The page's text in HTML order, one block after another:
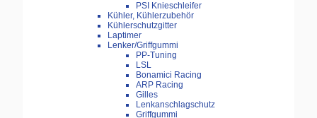
PSI Knieschleifer
Kühler, Kühlerzubehör
Kühlerschutzgitter
Laptimer
Lenker/Griffgummi
PP-Tuning
LSL
Bonamici Racing
ARP Racing
Gilles
Lenkanschlagschutz
Griffgummi